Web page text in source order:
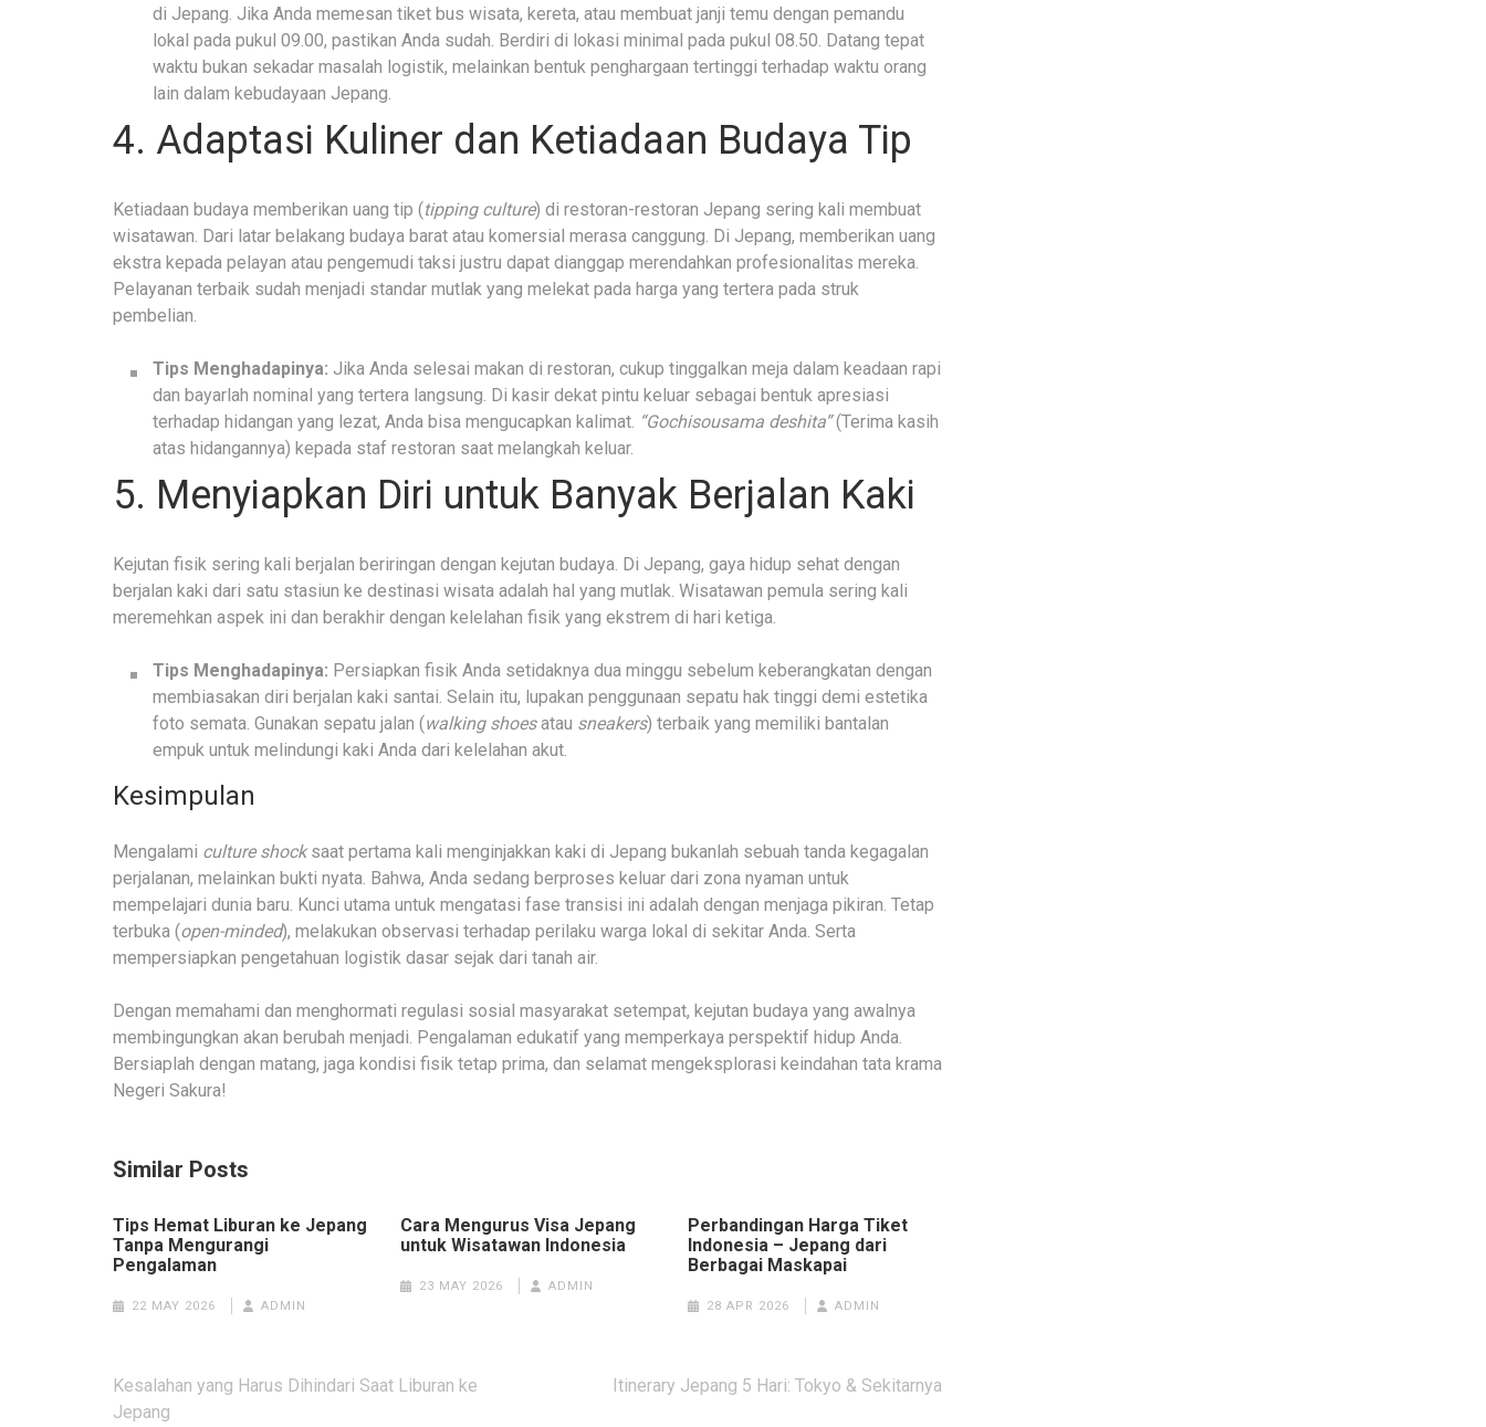
di Jepang. Jika Anda memesan tiket bus wisata, kereta, atau membuat janji temu dengan pemandu
lokal pada pukul 09.00, pastikan Anda sudah. Berdiri di lokasi minimal pada pukul 08.50. Datang tepat
waktu bukan sekadar masalah logistik, melainkan bentuk penghargaan tertinggi terhadap waktu orang
lain dalam kebudayaan Jepang.
4. Adaptasi Kuliner dan Ketiadaan Budaya Tip
Ketiadaan budaya memberikan uang tip (tipping culture) di restoran-restoran Jepang sering kali membuat
wisatawan. Dari latar belakang budaya barat atau komersial merasa canggung. Di Jepang, memberikan uang
ekstra kepada pelayan atau pengemudi taksi justru dapat dianggap merendahkan profesionalitas mereka.
Pelayanan terbaik sudah menjadi standar mutlak yang melekat pada harga yang tertera pada struk
pembelian.
Tips Menghadapinya: Jika Anda selesai makan di restoran, cukup tinggalkan meja dalam keadaan rapi
dan bayarlah nominal yang tertera langsung. Di kasir dekat pintu keluar sebagai bentuk apresiasi
terhadap hidangan yang lezat, Anda bisa mengucapkan kalimat. “Gochisousama deshita”(Terima kasih
atas hidangannya) kepada staf restoran saat melangkah keluar.
5. Menyiapkan Diri untuk Banyak Berjalan Kaki
Kejutan fisik sering kali berjalan beriringan dengan kejutan budaya. Di Jepang, gaya hidup sehat dengan
berjalan kaki dari satu stasiun ke destinasi wisata adalah hal yang mutlak. Wisatawan pemula sering kali
meremehkan aspek ini dan berakhir dengan kelelahan fisik yang ekstrem di hari ketiga.
Tips Menghadapinya: Persiapkan fisik Anda setidaknya dua minggu sebelum keberangkatan dengan
membiasakan diri berjalan kaki santai. Selain itu, lupakan penggunaan sepatu hak tinggi demi estetika
foto semata. Gunakan sepatu jalan (walking shoesatau sneakers) terbaik yang memiliki bantalan
empuk untuk melindungi kaki Anda dari kelelahan akut.
Kesimpulan
Mengalami culture shocksaat pertama kali menginjakkan kaki di Jepang bukanlah sebuah tanda kegagalan
perjalanan, melainkan bukti nyata. Bahwa, Anda sedang berproses keluar dari zona nyaman untuk
mempelajari dunia baru. Kunci utama untuk mengatasi fase transisi ini adalah dengan menjaga pikiran. Tetap
terbuka (open-minded), melakukan observasi terhadap perilaku warga lokal di sekitar Anda. Serta
mempersiapkan pengetahuan logistik dasar sejak dari tanah air.
Dengan memahami dan menghormati regulasi sosial masyarakat setempat, kejutan budaya yang awalnya
membingungkan akan berubah menjadi. Pengalaman edukatif yang memperkaya perspektif hidup Anda.
Bersiaplah dengan matang, jaga kondisi fisik tetap prima, dan selamat mengeksplorasi keindahan tata krama
Negeri Sakura!
Similar Posts
Tips Hemat Liburan ke Jepang
Tanpa Mengurangi
Pengalaman
22 MAY 2026 ADMIN
Cara Mengurus Visa Jepang
untuk Wisatawan Indonesia
23 MAY 2026 ADMIN
Perbandingan Harga Tiket
Indonesia – Jepang dari
Berbagai Maskapai
28 APR 2026 ADMIN
Post
navigation
Kesalahan yang Harus Dihindari Saat Liburan ke
Jepang
Itinerary Jepang 5 Hari: Tokyo & Sekitarnya